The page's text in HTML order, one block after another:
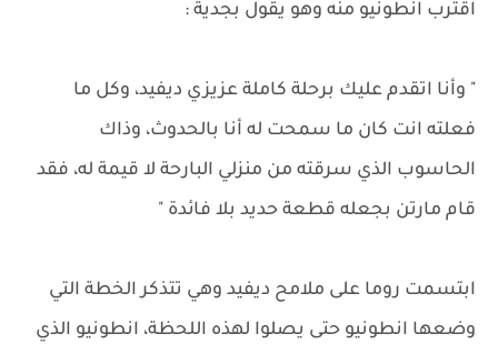
اقترب انطونيو منه وهو يقول بجدية :
" وأنا اتقدم عليك برحلة كاملة عزيزي ديفيد، وكل ما
فعلته انت كان ما سمحت له أنا بالحدوث، وذاك
الحاسوب الذي سرقته من منزلي البارحة لا قيمة له، فقد
قام مارتن بجعله قطعة حديد بلا فائدة "
ابتسمت روما على ملامح ديفيد وهي تتذكر الخطة التي
وضعها انطونيو حتى يصلوا لهذه اللحظة، انطونيو الذي